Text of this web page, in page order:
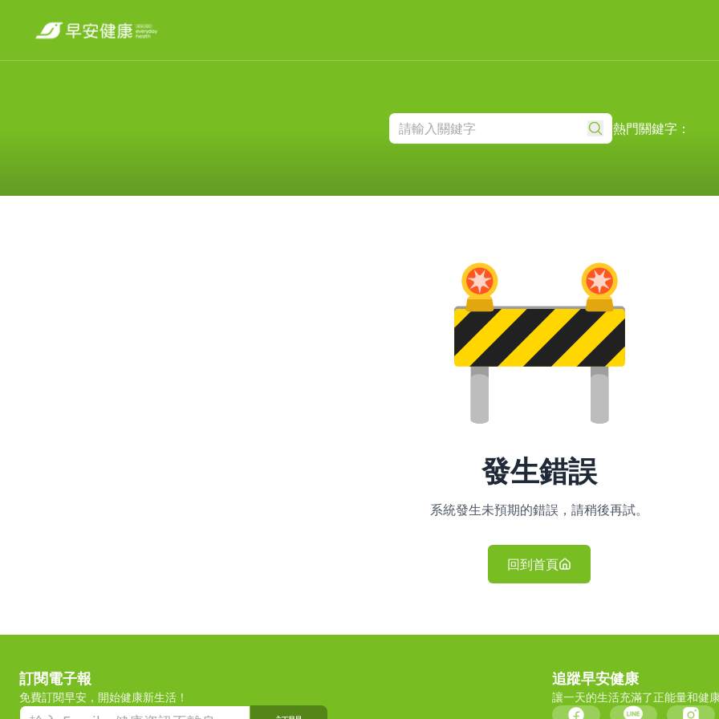
熱門關鍵字：
發生錯誤
系統發生未預期的錯誤，請稍後再試。
回到首頁
訂閱電子報
免費訂閱早安，開始健康新生活！
追蹤早安健康
讓一天的生活充滿了正能量和健